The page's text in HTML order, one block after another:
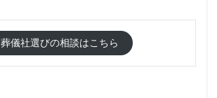
葬儀社選びの相談はこちら